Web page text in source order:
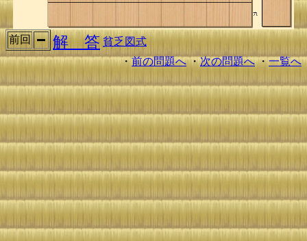
前回 解 答 貧乏図式
・前の問題へ・次の問題へ・一覧へ